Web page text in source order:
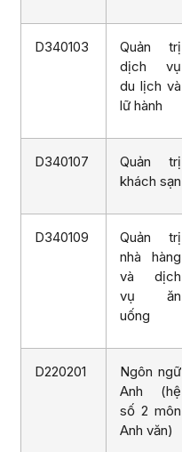
D340103
Quản trị
dịch vụ
du lịch và
lữ hành
D340107
Quản trị
khách sạn
D340109
Quản trị
nhà hàng
và dịch
vụ ăn
uống
D220201
Ngôn ngữ
Anh (hệ
số 2 môn
Anh văn)